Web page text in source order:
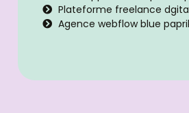
Plateforme freelance
Agence webflow blue